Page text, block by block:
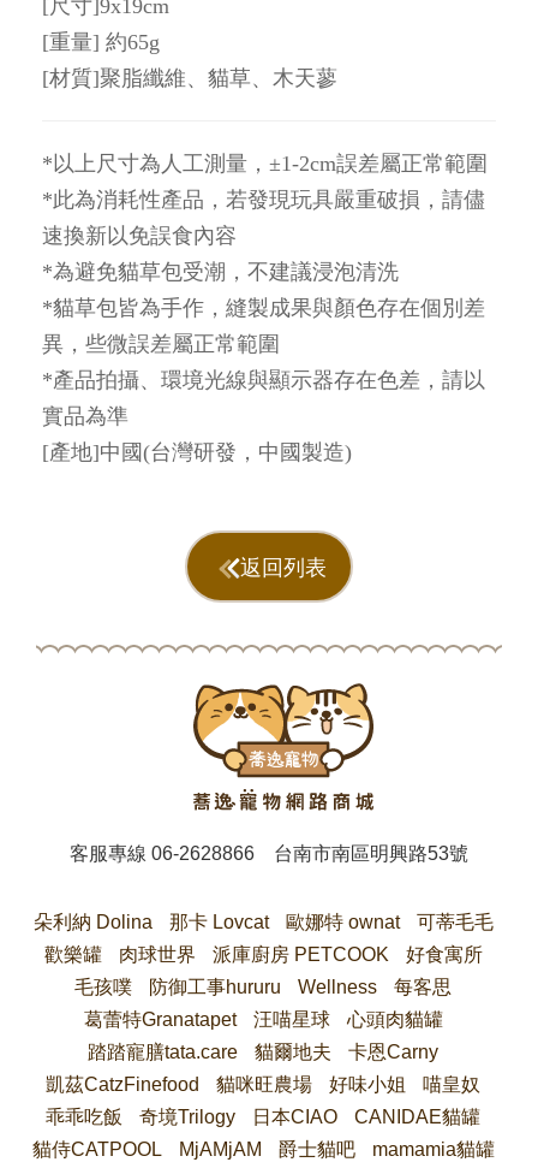
[尺寸]9x19cm
[重量] 約65g
[材質]聚脂纖維、貓草、木天蓼
*以上尺寸為人工測量，±1-2cm誤差屬正常範圍
*此為消耗性產品，若發現玩具嚴重破損，請儘
速換新以免誤食內容
*為避免貓草包受潮，不建議浸泡清洗
*貓草包皆為手作，縫製成果與顏色存在個別差
異，些微誤差屬正常範圍
*產品拍攝、環境光線與顯示器存在色差，請以
實品為準
[產地]中國(台灣研發，中國製造)
返回列表
客服專線06-2628866 台南市南區明興路53號
朵利納 Dolina 那卡 Lovcat 歐娜特 ownat
可蒂毛毛
歡樂罐
肉球世界 派庫廚房 PETCOOK
好食寓所
毛孩噗
防御工事hururu Wellness
每客思
葛蕾特Granatapet
汪喵星球
心頭肉貓罐
踏踏寵膳tata.care
貓爾地夫
卡恩Carny
凱茲CatzFinefood
貓咪旺農場 好味小姐
喵皇奴
乖乖吃飯
奇境Trilogy 日本CIAO
CANIDAE貓罐
貓侍CATPOOL
MjAMjAM 爵士貓吧 mamamia貓罐